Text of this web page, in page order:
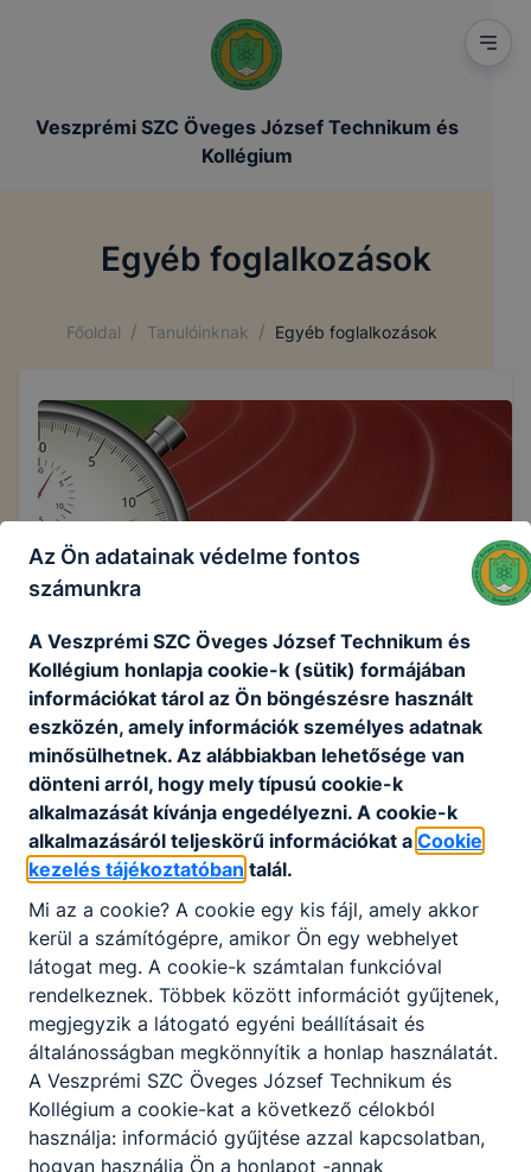
Veszprémi SZC Öveges József Technikum és
Kollégium
Egyéb foglalkozások
Főoldal / Tanulóinknak / Egyéb foglalkozások
Kollégiumi délutáni foglalkozásaink:
Röplabda
Kosárlabda
Foci
Kondi
Légpuskalövészet
Őnismeretiszakkör
Életmód vezetés-Háztartási ismeretek
Az Ön adatainak védelme fontos
számunkra
A Veszprémi SZC Öveges József Technikum és
Kollégium honlapja cookie-k (sütik) formájában
információkat tárol az Ön böngészésre használt
eszközén, amely információk személyes adatnak
minősülhetnek. Az alábbiakban lehetősége van
dönteni arról, hogy mely típusú cookie-k
alkalmazását kívánja engedélyezni. A cookie-k
alkalmazásáról teljeskörű információkat a Cookie
kezelés tájékoztatóban talál.
Mi az a cookie? A cookie egy kis fájl, amely akkor
kerül a számítógépre, amikor Ön egy webhelyet
látogat meg. A cookie-k számtalan funkcióval
rendelkeznek. Többek között információt gyűjtenek,
megjegyzik a látogató egyéni beállításait és
általánosságban megkönnyítik a honlap használatát.
A Veszprémi SZC Öveges József Technikum és
Kollégium a cookie-kat a következő célokból
használja: információ gyűjtése azzal kapcsolatban,
hogyan használja Ön a honlapot -annak